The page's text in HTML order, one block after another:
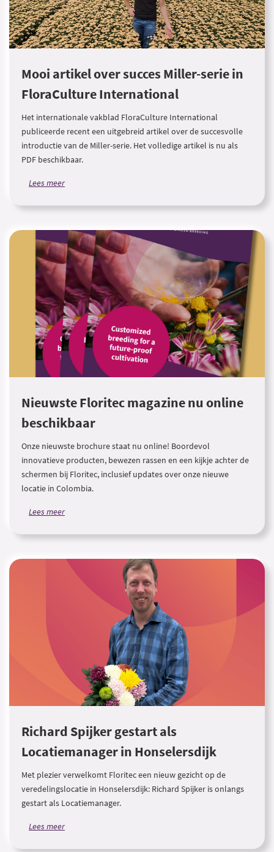
Mooi artikel over succes Miller-serie in
FloraCulture International
Het internationale vakblad FloraCulture International
publiceerde recent een uitgebreid artikel over de succesvolle
introductie van de Miller-serie. Het volledige artikel is nu als
PDF beschikbaar.
Lees meer
Nieuwste Floritec magazine nu online
beschikbaar
Onze nieuwste brochure staat nu online! Boordevol
innovatieve producten, bewezen rassen en een kijkje achter de
schermen bij Floritec, inclusief updates over onze nieuwe
locatie in Colombia.
Lees meer
Richard Spijker gestart als
Locatiemanager in Honselersdijk
Met plezier verwelkomt Floritec een nieuw gezicht op de
veredelingslocatie in Honselersdijk: Richard Spijker is onlangs
gestart als Locatiemanager.
Lees meer